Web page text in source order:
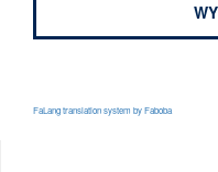
FaLang translation system by Faboba